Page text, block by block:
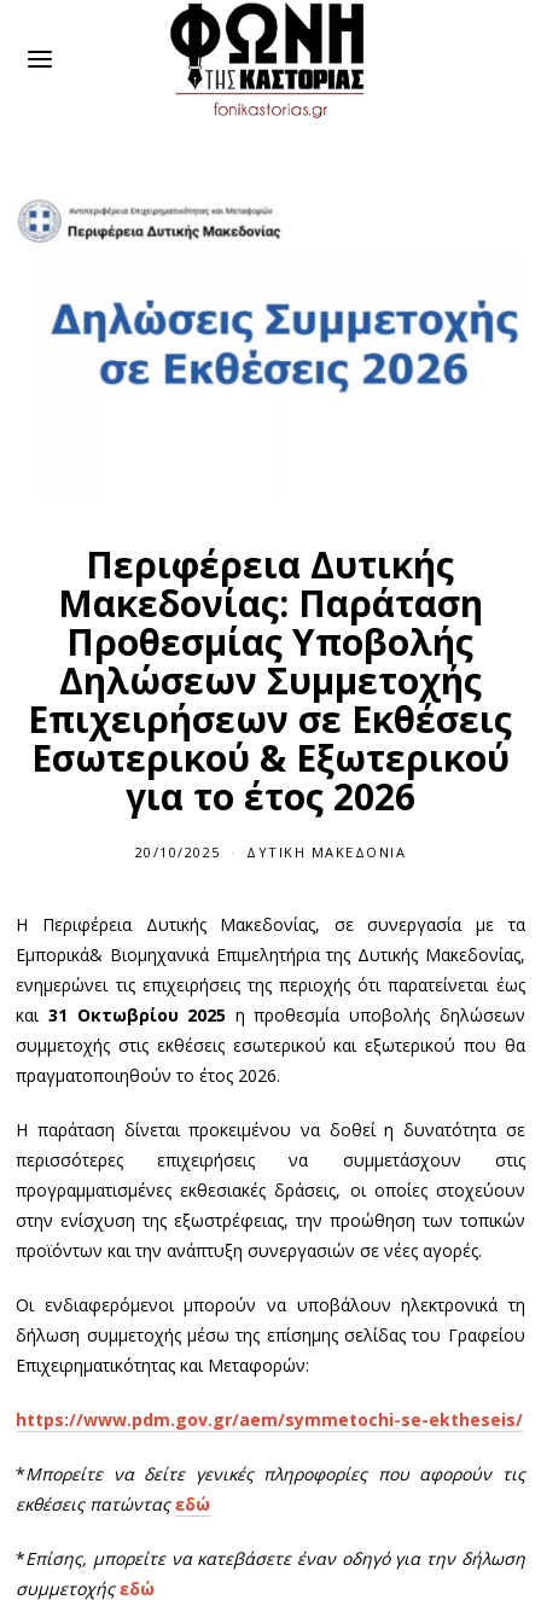
Περιφέρεια Δυτικής
Μακεδονίας: Παράταση
Προθεσμίας Υποβολής
Δηλώσεων Συμμετοχής
Επιχειρήσεων σε Εκθέσεις
Εσωτερικού & Εξωτερικού
για το έτος 2026
20/10/2025 ΔΥΤΙΚΉ ΜΑΚΕΔΟΝΊΑ
Η Περιφέρεια Δυτικής Μακεδονίας, σε συνεργασία με τα
Εμπορικά& Βιομηχανικά Επιμελητήρια της Δυτικής Μακεδονίας,
ενημερώνει τις επιχειρήσεις της περιοχής ότι παρατείνεται έως
και31 Οκτωβρίου 2025 η προθεσμία υποβολής δηλώσεων
συμμετοχής στις εκθέσεις εσωτερικού και εξωτερικού που θα
πραγματοποιηθούν το έτος 2026.
Η παράταση δίνεται προκειμένου να δοθεί η δυνατότητα σε
περισσότερες επιχειρήσεις να συμμετάσχουν στις
προγραμματισμένες εκθεσιακές δράσεις, οι οποίες στοχεύουν
στην ενίσχυση της εξωστρέφειας, την προώθηση των τοπικών
προϊόντων και την ανάπτυξη συνεργασιών σε νέες αγορές.
Οι ενδιαφερόμενοι μπορούν να υποβάλουν ηλεκτρονικά τη
δήλωση συμμετοχής μέσω της επίσημης σελίδας του Γραφείου
Επιχειρηματικότητας και Μεταφορών:
https://www.pdm.gov.gr/aem/symmetochi-se-ektheseis/
*Μπορείτε να δείτε γενικές πληροφορίες που αφορούν τις
εκθέσεις πατώνταςεδώ
*Επίσης, μπορείτε να κατεβάσετε έναν οδηγό για την δήλωση
συμμετοχήςεδώ